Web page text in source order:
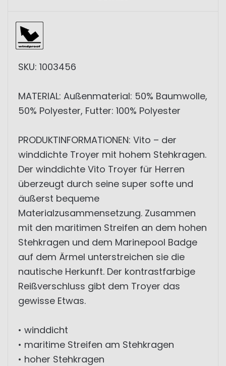
SKU: 1003456
MATERIAL: Außenmaterial: 50% Baumwolle,
50% Polyester, Futter: 100% Polyester
PRODUKTINFORMATIONEN: Vito – der
winddichte Troyer mit hohem Stehkragen.
Der winddichte Vito Troyer für Herren
überzeugt durch seine super softe und
äußerst bequeme
Materialzusammensetzung. Zusammen
mit den maritimen Streifen an dem hohen
Stehkragen und dem Marinepool Badge
auf dem Ärmel unterstreichen sie die
nautische Herkunft. Der kontrastfarbige
Reißverschluss gibt dem Troyer das
gewisse Etwas.
• winddicht
• maritime Streifen am Stehkragen
• hoher Stehkragen